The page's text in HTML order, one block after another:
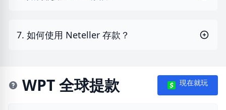
7. 如何使用 Neteller 存款？
WPT 全球提款 現在就玩